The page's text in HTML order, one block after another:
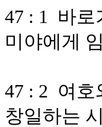
47 : 1 바로
미야에게
47 : 2 여호
창일하는